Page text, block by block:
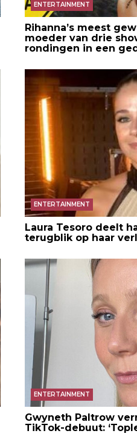
ENTERTAINMENT
Rihanna’s meest
moeder van drie
rondingen in een
ENTERTAINMENT
Laura Tesoro deelt
terugblik op haar
ENTERTAINMENT
Gwyneth Paltrow
TikTok-debuut: